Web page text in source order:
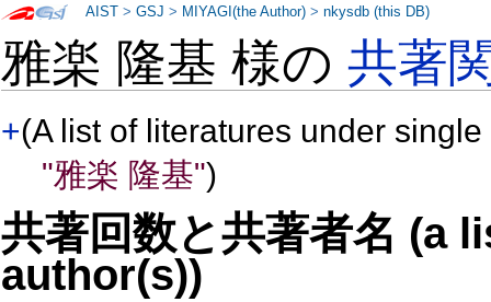
雅楽 隆基 様の共著
+(A list of literatures under
"雅楽 隆基")
共著回数と共著者名 (a
author(s))
AIST >GSJ > MIYAGI(the Author) >nkysdb (this DB)